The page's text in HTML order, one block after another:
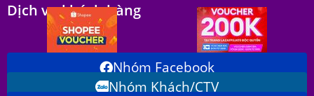
Dịch vụ khách hàng
Nhóm Facebook
Nhóm Khách/CTV